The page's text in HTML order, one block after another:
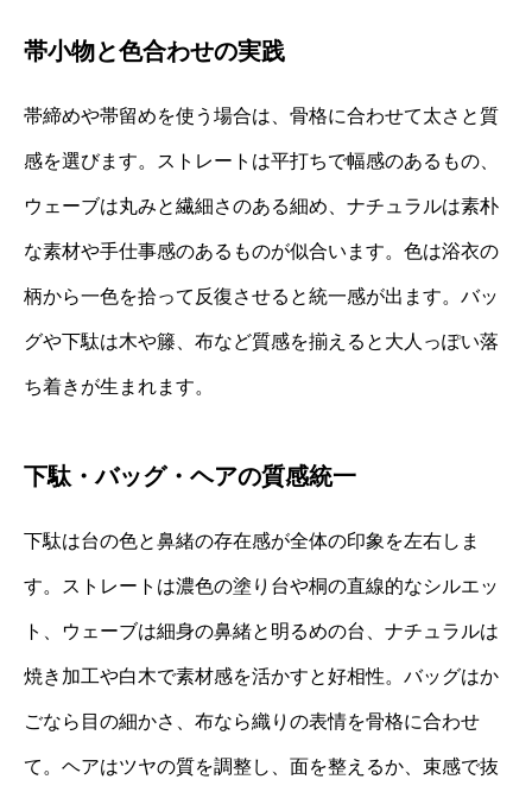
帯小物と色合わせの実践
帯締めや帯留めを使う場合は、骨格に合わせて太さと質
感を選びます。ストレートは平打ちで幅感のあるもの、
ウェーブは丸みと繊細さのある細め、ナチュラルは素朴
な素材や手仕事感のあるものが似合います。色は浴衣の
柄から一色を拾って反復させると統一感が出ます。バッ
グや下駄は木や籐、布など質感を揃えると大人っぽい落
ち着きが生まれます。
下駄・バッグ・ヘアの質感統一
下駄は台の色と鼻緒の存在感が全体の印象を左右しま
す。ストレートは濃色の塗り台や桐の直線的なシルエッ
ト、ウェーブは細身の鼻緒と明るめの台、ナチュラルは
焼き加工や白木で素材感を活かすと好相性。バッグはか
ごなら目の細かさ、布なら織りの表情を骨格に合わせ
て。ヘアはツヤの質を調整し、面を整えるか、束感で抜